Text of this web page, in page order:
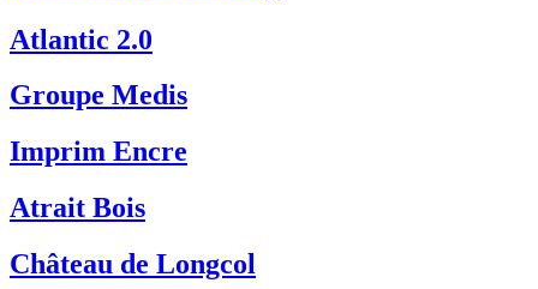
Atlantic 2.0
Groupe Medis
Imprim Encre
Atrait Bois
Château de Longcol